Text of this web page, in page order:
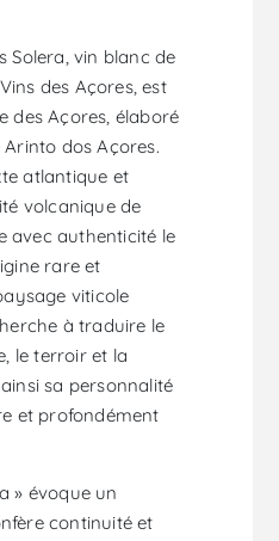
Solera, vin blanc de
des Açores, est
des Açores, élaboré
dos Açores.
atlantique et
volcanique de
avec authenticité le
rare et
viticole
à traduire le
le terroir et la
sa personnalité
et profondément
» évoque un
continuité et